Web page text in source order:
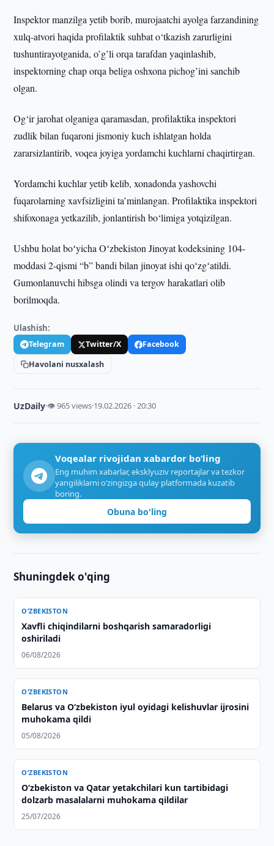
Inspektor manzilga yetib borib, murojaatchi ayolga farzandining
xulq-atvori haqida profilaktik suhbat o‘tkazish zarurligini
tushuntirayotganida, o’g’li orqa tarafdan yaqinlashib,
inspektorning chap orqa beliga oshxona pichog’ini sanchib
olgan.
Og‘ir jarohat olganiga qaramasdan, profilaktika inspektori
zudlik bilan fuqaroni jismoniy kuch ishlatgan holda
zararsizlantirib, voqea joyiga yordamchi kuchlarni chaqirtirgan.
Yordamchi kuchlar yetib kelib, xonadonda yashovchi
fuqarolarning xavfsizligini ta’minlangan. Profilaktika inspektori
shifoxonaga yetkazilib, jonlantirish bo‘limiga yotqizilgan.
Ushbu holat boʻyicha Oʻzbekiston Jinoyat kodeksining 104-
moddasi 2-qismi “b” bandi bilan jinoyat ishi qoʻzgʻatildi.
Gumonlanuvchi hibsga olindi va tergov harakatlari olib
borilmoqda.
Ulashish:
Telegram Twitter/X
Facebook
Havolani nusxalash
UzDaily·👁 965 views·19.02.2026 · 20:30
Voqealar rivojidan xabardor bo‘ling
Eng muhim xabarlar, eksklyuziv reportajlar va tezkor
yangiliklarni o‘zingizga qulay platformada kuzatib
boring.
Obuna bo'ling
Shuningdek o'qing
O‘ZBEKISTON
Xavfli chiqindilarni boshqarish samaradorligi
oshiriladi
06/08/2026
O‘ZBEKISTON
Belarus va O‘zbekiston iyul oyidagi kelishuvlar ijrosini
muhokama qildi
05/08/2026
O‘ZBEKISTON
Oʻzbekiston va Qatar yetakchilari kun tartibidagi
dolzarb masalalarni muhokama qildilar
25/07/2026